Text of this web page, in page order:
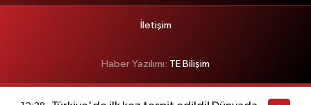
İletişim
Haber Yazılımı: TE Bilişim